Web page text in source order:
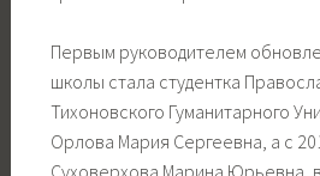
Первым руководителем
школы стала студентка
Тихоновского Гуманитарного
Орлова Мария Сергеевна, а с